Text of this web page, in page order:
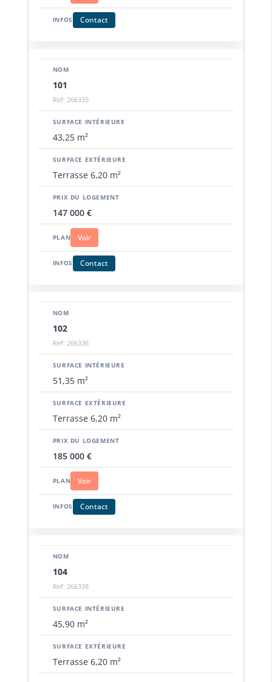
Contact
101
Ref: 266335
43,25 m²
Terrasse 6,20 m²
147 000 €
Voir
Contact
102
Ref: 266336
51,35 m²
Terrasse 6,20 m²
185 000 €
Voir
Contact
104
Ref: 266338
45,90 m²
Terrasse 6,20 m²